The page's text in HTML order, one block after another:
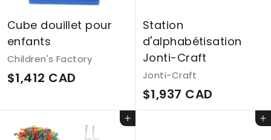
D
Cube douillet pour
enfants
Children's Factory
$1,412 CAD
,
Station
d'alphabétisation
Jonti-Craft
Jonti-Craft
$1,937 CAD
1
Ajouter au panier Ajouter au panier